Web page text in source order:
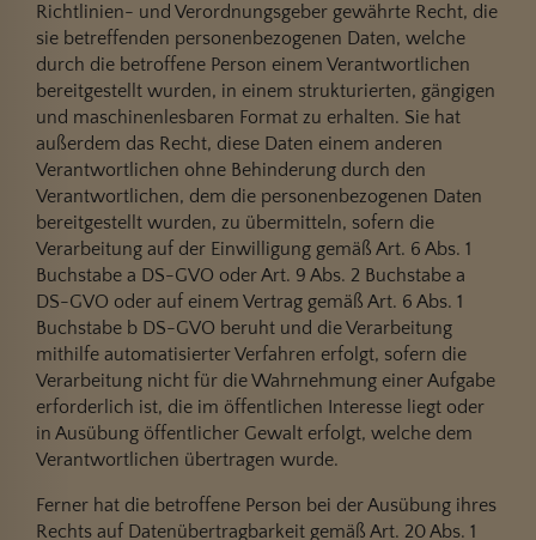
Richtlinien- und Verordnungsgeber gewährte Recht, die
sie betreffenden personenbezogenen Daten, welche
durch die betroffene Person einem Verantwortlichen
bereitgestellt wurden, in einem strukturierten, gängigen
und maschinenlesbaren Format zu erhalten. Sie hat
außerdem das Recht, diese Daten einem anderen
Verantwortlichen ohne Behinderung durch den
Verantwortlichen, dem die personenbezogenen Daten
bereitgestellt wurden, zu übermitteln, sofern die
Verarbeitung auf der Einwilligung gemäß Art. 6 Abs. 1
Buchstabe a DS-GVO oder Art. 9 Abs. 2 Buchstabe a
DS-GVO oder auf einem Vertrag gemäß Art. 6 Abs. 1
Buchstabe b DS-GVO beruht und die Verarbeitung
mithilfe automatisierter Verfahren erfolgt, sofern die
Verarbeitung nicht für die Wahrnehmung einer Aufgabe
erforderlich ist, die im öffentlichen Interesse liegt oder
in Ausübung öffentlicher Gewalt erfolgt, welche dem
Verantwortlichen übertragen wurde.
Ferner hat die betroffene Person bei der Ausübung ihres
Rechts auf Datenübertragbarkeit gemäß Art. 20 Abs. 1